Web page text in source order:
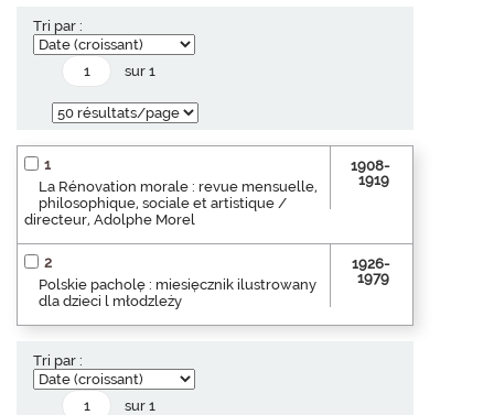
Tri par :
sur 1
1
La Rénovation morale : revue mensuelle,
philosophique, sociale et artistique /
directeur, Adolphe Morel
1908-
1919
2
Polskie pacholę : miesięcznik ilustrowany
dla dzieci l młodzleży
1926-
1979
Tri par :
sur 1